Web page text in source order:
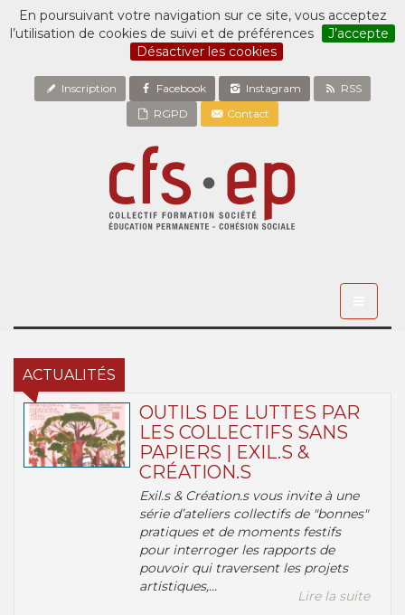
En poursuivant votre navigation sur ce site, vous acceptez
l’utilisation de cookies de suivi et de préférences
J’accepte
Désactiver les cookies
Inscription Facebook Instagram
RSS
RGPD
Contact
ACTUALITÉS
OUTILS DE LUTTES PAR
LES COLLECTIFS SANS
PAPIERS | EXIL.S &
CRÉATION.S
Exil.s & Création.s vous invite à une
série d’ateliers collectifs de "bonnes"
pratiques et de moments festifs
pour interroger les rapports de
pouvoir qui traversent les projets
artistiques,...
Lire la suite